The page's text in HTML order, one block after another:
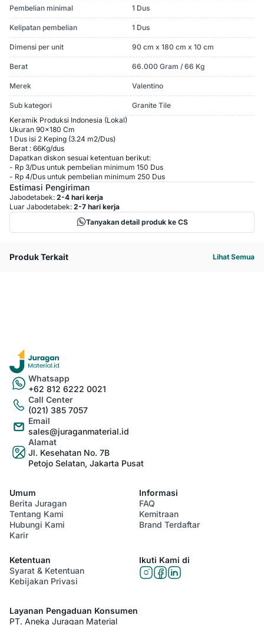
Pembelian minimal 1 Dus
Kelipatan pembelian 1 Dus
Dimensi per unit 90 cm x 180 cm x 10 cm
Berat 66.000 Gram / 66 Kg
Merek Valentino
Sub kategori
Granite Tile
Keramik Produksi Indonesia (Lokal)
Ukuran 90x180 Cm
1 Dus isi 2 Keping (3.24 m2/Dus)
Berat : 66Kg/dus
Dapatkan diskon sesuai ketentuan berikut:
- Rp 3/Dus untuk pembelian minimum 150 Dus
- Rp 4/Dus untuk pembelian minimum 250 Dus
Estimasi Pengiriman
Jabodetabek: 2-4 hari kerja
Luar Jabodetabek: 2-7 hari kerja
Tanyakan detail produk ke CS
Produk Terkait Lihat Semua
Whatsapp
+62 812 6222 0021
Call Center
(021) 385 7057
Email
sales@juraganmaterial.id
Alamat
Jl. Kesehatan No. 7B
Petojo Selatan, Jakarta Pusat
Umum
Berita Juragan
Tentang Kami
Hubungi Kami
Karir
Informasi
FAQ
Kemitraan
Brand Terdaftar
Ketentuan
Syarat & Ketentuan
Kebijakan Privasi
Ikuti Kami di
Layanan Pengaduan Konsumen
PT. Aneka Juragan Material